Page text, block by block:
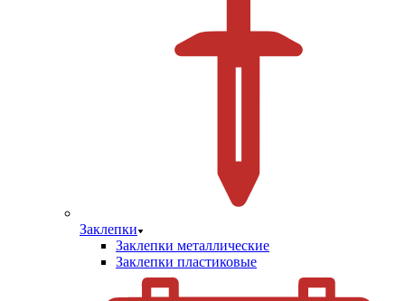
Заклепки
Заклепки металлические
Заклепки пластиковые